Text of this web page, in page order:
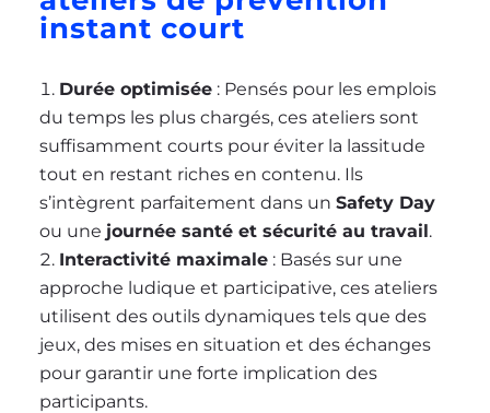
instant court
Durée optimisée: Pensés pour les emplois
du temps les plus chargés, ces ateliers sont
suffisamment courts pour éviter la lassitude
tout en restant riches en contenu. Ils
s’intègrent parfaitement dans un Safety Day
ou une journée santé et sécurité au travail.
Interactivité maximale: Basés sur une
approche ludique et participative, ces ateliers
utilisent des outils dynamiques tels que des
jeux, des mises en situation et des échanges
pour garantir une forte implication des
participants.